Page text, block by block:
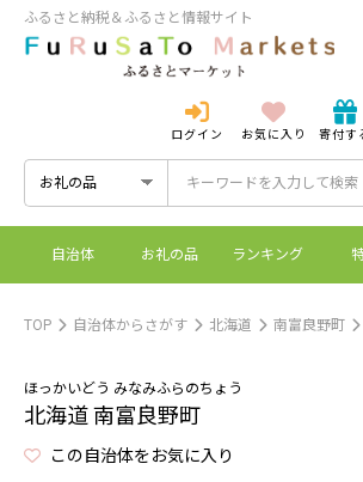
ふるさと納税＆ふるさと情報サイト
ログイン お気に入り 寄付す
自治体 お礼の品 ランキング
TOP
自治体からさがす 北海道 南富良野町
ほっかいどう みなみふらのちょう
北海道 南富良野町
この自治体をお気に入り